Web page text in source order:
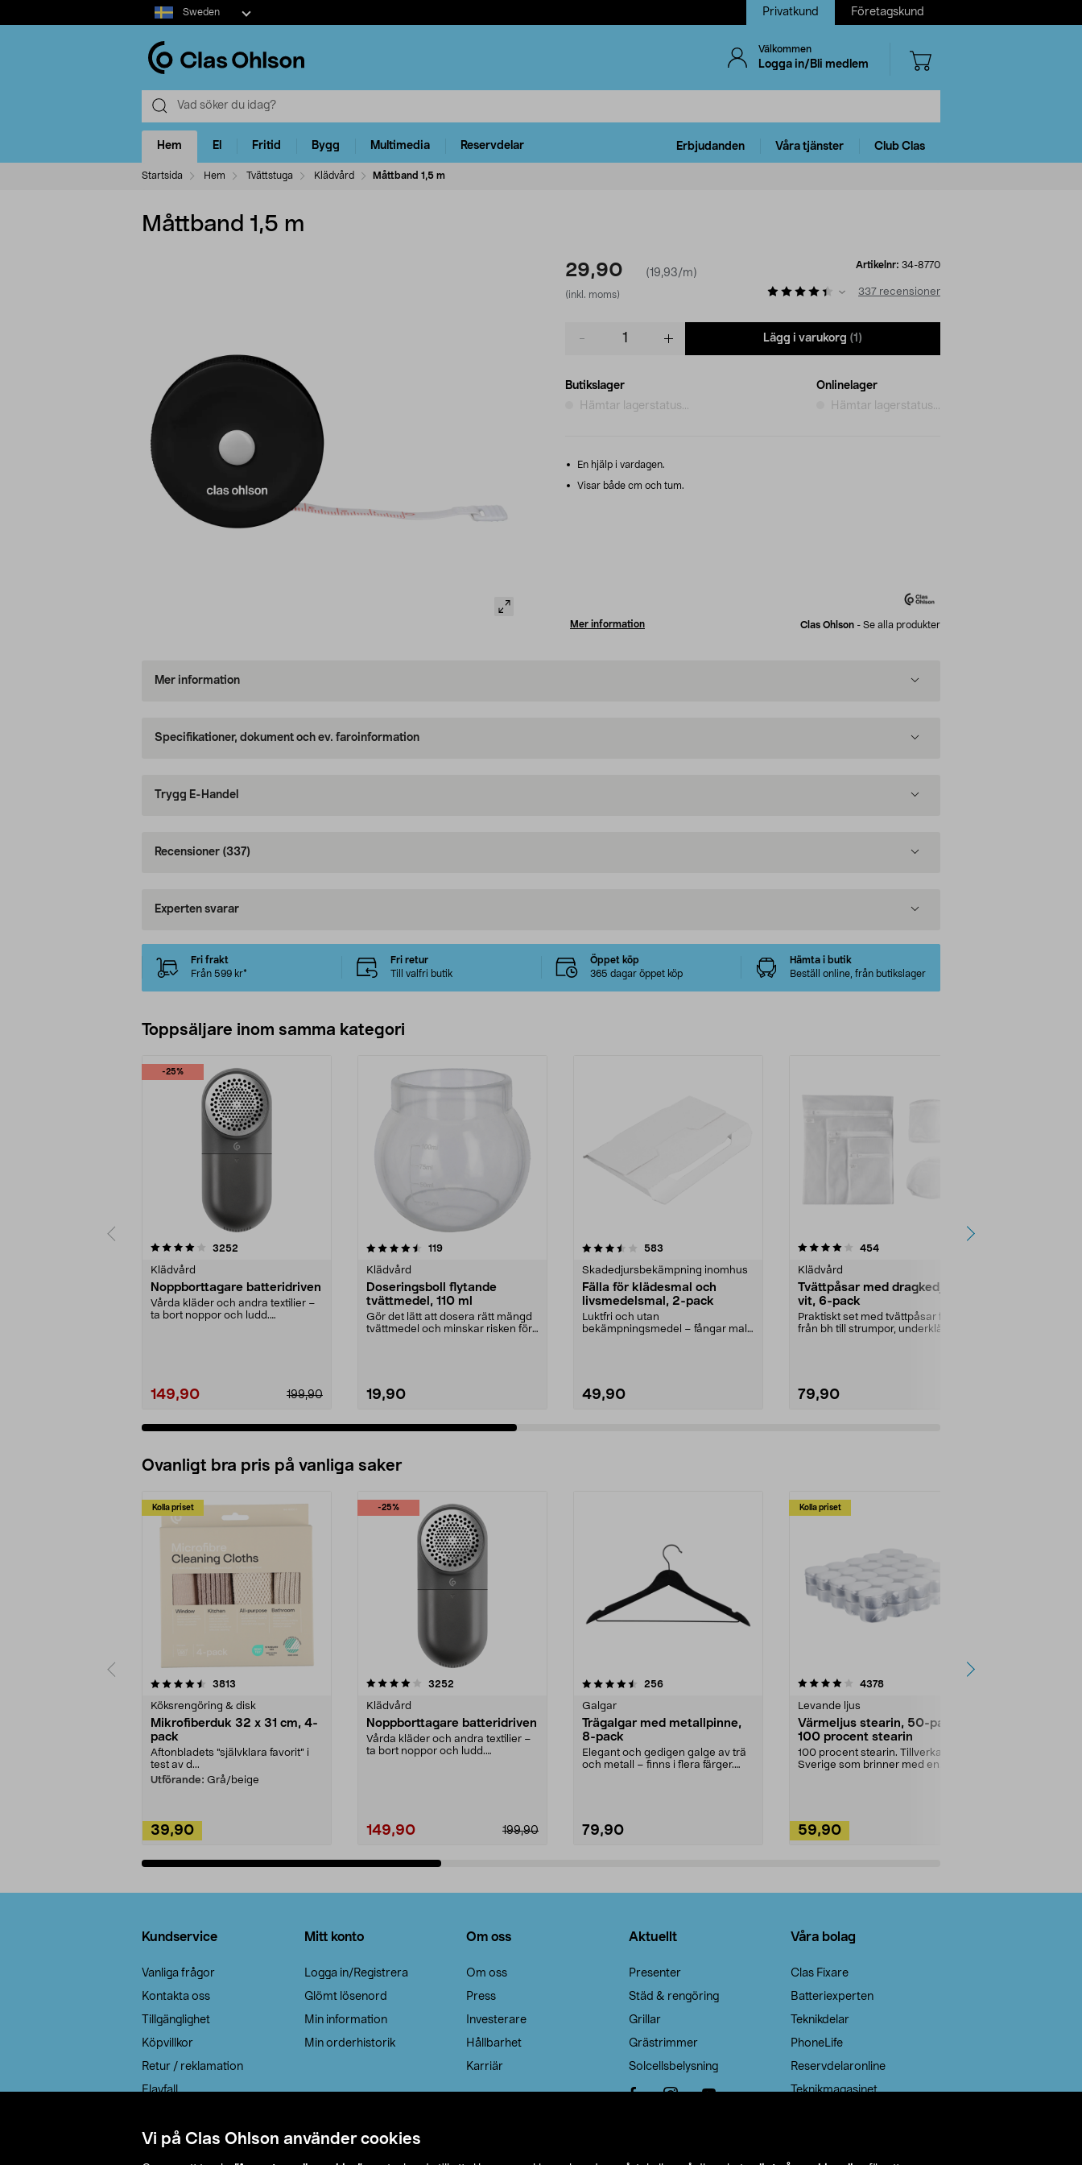
Vi på Clas Ohlson använder cookies
Select
market
Sweden Privatkund Företagskund
Välkommen
Logga in/Bli medlem
Hem El Fritid Bygg Multimedia Reservdelar Erbjudanden Våra tjänster Club Clas
Startsida Hem Tvättstuga Klädvård Måttband 1,5 m
Måttband 1,5 m
29,90 (19,93/m)
(inkl. moms)
Artikelnr: 34-8770
337 recensioner
Lägg i varukorg (1)
Butikslager
Hämtar lagerstatus...
Onlinelager
Hämtar lagerstatus...
En hjälp i vardagen.
Visar både cm och tum.
Mer information Clas Ohlson - Se alla produkter
Mer information
Specifikationer, dokument och ev. faroinformation
Trygg E-Handel
Recensioner (337)
Experten svarar
Fri frakt
Från 599 kr*
Fri retur
Till valfri butik
Öppet köp
365 dagar öppet köp
Hämta i butik
Beställ online, från butikslager
Toppsäljare inom samma kategori
-25%
3252
Klädvård
Noppborttagare batteridriven
Vårda kläder och andra textilier –
ta bort noppor och ludd.
149,90 199,90
4.5 av 5 stjärnor 119recensioner
Klädvård
Doseringsboll flytande
tvättmedel, 110 ml
Gör det lätt att dosera rätt mängd
tvättmedel och minskar risken för
19,90
3.5 av 5 stjärnor 583
Skadedjursbekämpning inomhus
Fälla för klädesmal och
livsmedelsmal, 2-pack
Luktfri och utan
bekämpningsmedel – fångar mal i
49,90
4.0 av 5 stjärnor 454recensioner
Klädvård
Tvättpåsar med dragkedja,
vit, 6-pack
Praktiskt set med tvättpåsar för allt
från bh till strumpor, underkläder
79,90
4.5 av 5 stjärnor
Ovanligt bra pris på vanliga saker
Kolla priset
3813
Köksrengöring & disk
Mikrofiberduk 32 x 31 cm, 4-
pack
Aftonbladets "självklara favorit” i
test av d...
Utförande: Grå/beige
39,90
-25%
4.0av 5 stjärnor 3252
Klädvård
Noppborttagare batteridriven
Vårda kläder och andra textilier –
ta bort noppor och ludd.
199,90
149,90
4.5av 5 stjärnor 256recensioner
Galgar
Trägalgar med metallpinne,
8-pack
Elegant och gedigen galge av trä
och metall – finns i flera färger.
79,90
Kolla priset
4.0av 5 stjärnor 4378recensioner
Levande ljus
Värmeljus stearin, 50-pack,
100 procent stearin
100 procent stearin. Tillverkade i
Sverige som brinner med en
59,90
4.5av 5 stjärnor
Kundservice
Vanliga frågor
Kontakta oss
Tillgänglighet
Köpvillkor
Retur / reklamation
Elavfall
Leveransalternativ
Mitt konto
Logga in/Registrera
Glömt lösenord
Min information
Min orderhistorik
Om oss
Om oss
Press
Investerare
Hållbarhet
Karriär
Aktuellt
Presenter
Städ & rengöring
Grillar
Grästrimmer
Solcellsbelysning
Våra bolag
Clas Fixare
Batteriexperten
Teknikdelar
PhoneLife
Reservdelaronline
Teknikmagasinet